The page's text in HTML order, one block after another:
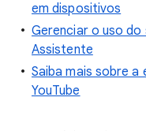
em dispositivos
Gerenciar o uso
Assistente
Saiba mais sobre a
YouTube